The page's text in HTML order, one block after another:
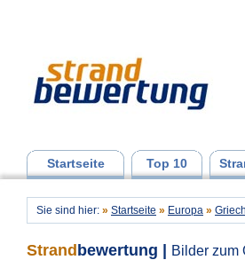
Startseite Top 10
Sie sind hier: » Startseite » Europa »
Strand bewertung Bilder zum